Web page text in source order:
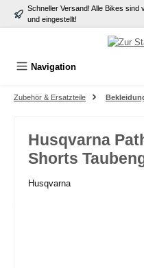
springen
Schneller Versand! Alle Bikes sind
und eingestellt!
Navigation
Zubehör & Ersatzteile
Husqvarna
Shorts
Husqvarna